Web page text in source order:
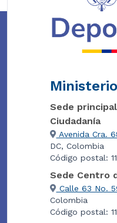
Sede
Ciudadanía
Avenida Cra.
DC, Colombia
Código postal:
Sede Centro
Calle 63 No.
Colombia
Código postal: